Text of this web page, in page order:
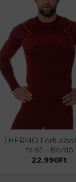
THERMO Férfi
felső – Bordó
22.990Ft